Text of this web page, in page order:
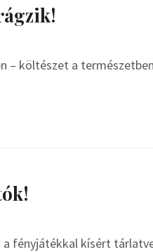
– költészet a
fényjátékkal kísért